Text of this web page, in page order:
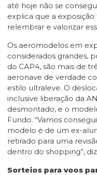
até hoje não se
explica que a
relembrar e valorizar
Os aeromodelos em
considerados grandes,
do CAP4, são mais de
aeronave de verdade
estilo ultraleve. O
inclusive liberação da
desmontado, e o
Fundo. “Vamos
modelo é de um ex-
retirado para uma
dentro do shopping”,
Sorteios para voos